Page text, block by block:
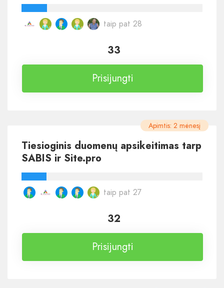
33
Prisijungti
taip pat 28
Apimtis: 2 mėnesį
32
Prisijungti
Tiesioginis duomenų apsikeitimas tarp
SABIS ir Site.pro
taip pat 27